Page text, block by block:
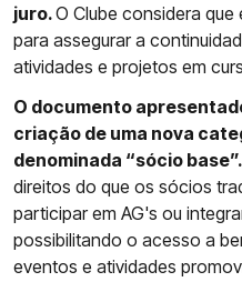
juro.O Clube considera
para assegurar a
atividades e projetos em
O documento
criação de uma nova
denominada “sócio base”.
direitos do que os sócios
participar em AG's ou
possibilitando o acesso a
eventos e atividades